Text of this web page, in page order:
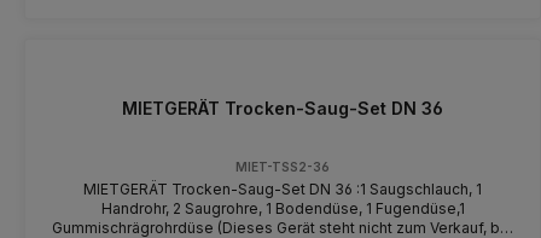
MIETGERÄT Trocken-Saug-Set DN 36
MIET-TSS2-36
MIETGERÄT Trocken-Saug-Set DN 36 :1 Saugschlauch, 1
Handrohr, 2 Saugrohre, 1 Bodendüse, 1 Fugendüse,1
Gummischrägrohrdüse (Dieses Gerät steht nicht zum Verkauf, bei